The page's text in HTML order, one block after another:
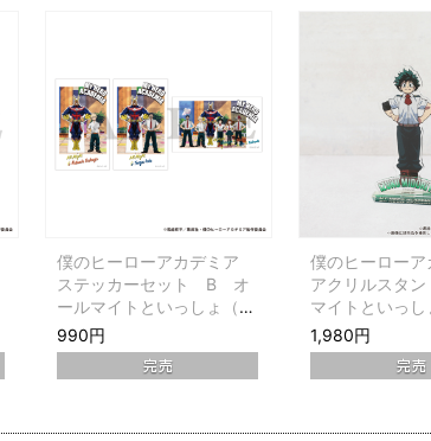
僕のヒーローアカデミア
ステッカーセット B オ
ールマイトといっしょ（爆
豪&飯田&集合）
990円
僕のヒーロー
アクリルスタ
マイトといっ
久
1,980円